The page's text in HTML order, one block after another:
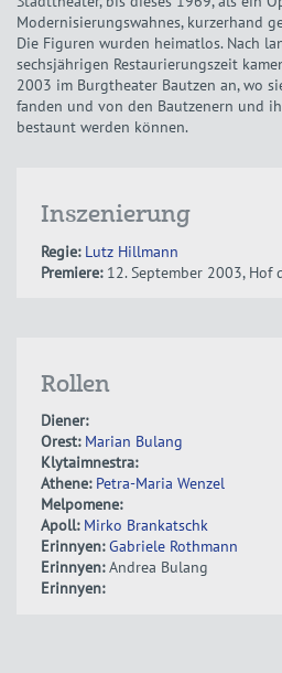
Modernisierungswahnes, kurzerhand
Die Figuren wurden heimatlos. Nach
sechsjährigen Restaurierungszeit
2003 im Burgtheater Bautzen an, wo
fanden und von den Bautzenern und
bestaunt werden können.
Inszenierung
Regie: Lutz Hillmann
Premiere:12. September 2003, Hof
Rollen
Diener:
Orest: Marian Bulang
Klytaimnestra:
Athene: Petra-Maria Wenzel
Melpomene:
Apoll: Mirko Brankatschk
Erinnyen: Gabriele Rothmann
Erinnyen:Andrea Bulang
Erinnyen: